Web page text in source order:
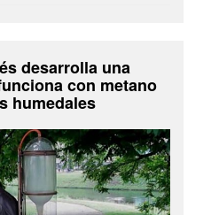
desarrolla una
con metano
humedales